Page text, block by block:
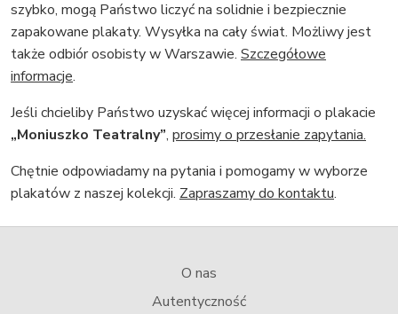
szybko, mogą Państwo liczyć na solidnie i bezpiecznie
zapakowane plakaty. Wysyłka na cały świat. Możliwy jest
także odbiór osobisty w Warszawie. Szczegółowe
informacje.
Jeśli chcieliby Państwo uzyskać więcej informacji o plakacie
„Moniuszko Teatralny”, prosimy o przesłanie zapytania.
Chętnie odpowiadamy na pytania i pomogamy w wyborze
plakatów z naszej kolekcji. Zapraszamy do kontaktu.
O nas
Autentyczność